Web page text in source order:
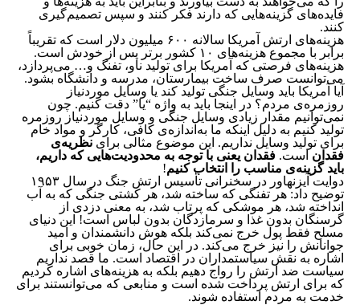
فایده‌های گزینه‌هایی که دارند فکر کنند و سپس تصمیم‌گیری
کنند.
هزینه‌های ارتش آمریکا سالانه ۶۰۰ میلیون دلار است که تقریباً
برابر با مجموع هزینه‌های ۱۰ کشور برتر پس از خودش است.
هزینه‌های فرصتی که آمریکا برای تولید ناو، تفنگ و… می‌پردازد،
می‌توانست صرف ساخت بیمارستان، مدرسه و دانشگاه بشود.
آیا آمریکا باید وسایل جنگی تولید کند یا وسایل موردنیاز
روزمره‌ی مردم؟ در اینجا باید به واژه “یا” دقت کنیم. چون
نمی‌توانیم مقدار زیادی وسایل جنگی و وسایل موردنیاز روزمره
تولید کنیم به دلیل اینکه ما به‌اندازه‌ی کافی، کارگر و مواد خام
برای تولید وسایل نداریم. این موضوع مثالی برای نظریه‌ی
فقدان است. فقدان یعنی با توجه‌ به محدودیت‌هایی که داریم،
باید گزینه‌ی مناسب را انتخاب کنیم!
دوایت آیزنهاور در سخنرانی تأسیس ارتش جنگ در سال ۱۹۵۳
توضیح داد: هر تفنگی که ساخته شد، هر کشتی جنگی که به آب
انداخته شد، هر موشکی که پرتاب شد، به معنی دزدی از
گرسنگان بدون غذا و سرمازدگان بدون لباس است! این دنیای
مسلح فقط پول خرج نمی‌کند بلکه هوش دانشمندان و امید
جوانانش را نیز خرج می‌کند. در این حال، زمان خوبی برای
اشاره به نقش سیاستمداران در اقتصاد است. ما قصد نداریم
سیاست ضد ارتش را رواج دهیم بلکه به هزینه‌های اشاره کردیم
که برای ارتش پرداخت شده است و منابعی که می‌توانستند برای
خدمت به مردم استفاده شوند.